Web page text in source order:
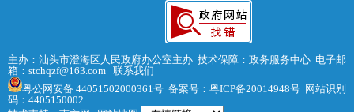
主办：汕头市澄海区人民政府办公室主办 技术保障：政务服务中心 电子邮
箱：stchqzf@163.com 联系我们
粤公网安备 44051502000361号 备案号：粤ICP备20014948号 网站识别
码：4405150002